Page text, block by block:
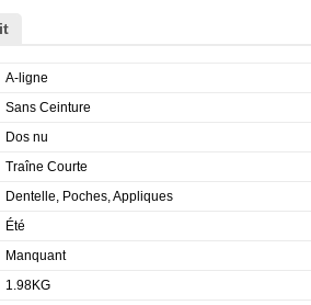
A-ligne
Sans Ceinture
Dos nu
Traîne Courte
Dentelle, Poches, Appliques
Été
Manquant
1.98KG